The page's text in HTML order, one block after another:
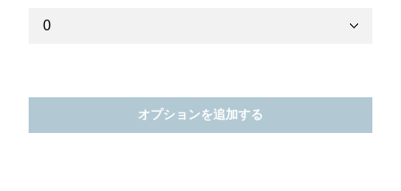
オプションを追加する